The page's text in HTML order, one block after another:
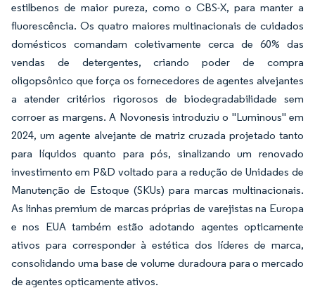
estilbenos de maior pureza, como o CBS-X, para manter a
fluorescência. Os quatro maiores multinacionais de cuidados
domésticos comandam coletivamente cerca de 60% das
vendas de detergentes, criando poder de compra
oligopsônico que força os fornecedores de agentes alvejantes
a atender critérios rigorosos de biodegradabilidade sem
corroer as margens. A Novonesis introduziu o "Luminous" em
2024, um agente alvejante de matriz cruzada projetado tanto
para líquidos quanto para pós, sinalizando um renovado
investimento em P&D voltado para a redução de Unidades de
Manutenção de Estoque (SKUs) para marcas multinacionais.
As linhas premium de marcas próprias de varejistas na Europa
e nos EUA também estão adotando agentes opticamente
ativos para corresponder à estética dos líderes de marca,
consolidando uma base de volume duradoura para o mercado
de agentes opticamente ativos.